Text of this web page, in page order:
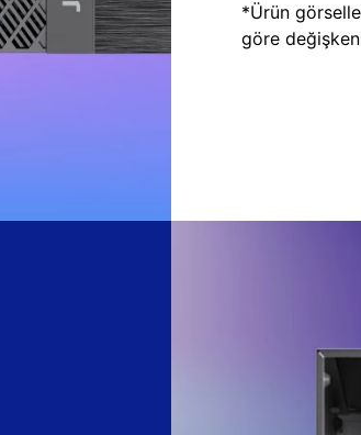
*Ürün
göre